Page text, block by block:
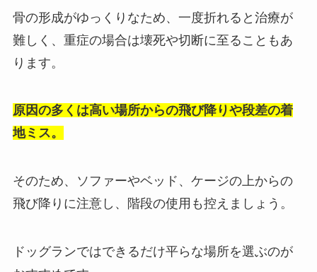
骨の形成がゆっくりなため、一度折れると治療が
難しく、重症の場合は壊死や切断に至ることもあ
ります。
原因の多くは高い場所からの飛び降りや段差の着
地ミス。
そのため、ソファーやベッド、ケージの上からの
飛び降りに注意し、階段の使用も控えましょう。
ドッグランではできるだけ平らな場所を選ぶのが